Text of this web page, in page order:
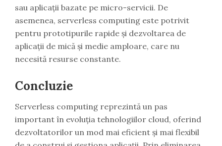
sau aplicații bazate pe micro-servicii. De
asemenea, serverless computing este potrivit
pentru prototipurile rapide și dezvoltarea de
aplicații de mică și medie amploare, care nu
necesită resurse constante.
Concluzie
Serverless computing reprezintă un pas
important în evoluția tehnologiilor cloud, oferind
dezvoltatorilor un mod mai eficient și mai flexibil